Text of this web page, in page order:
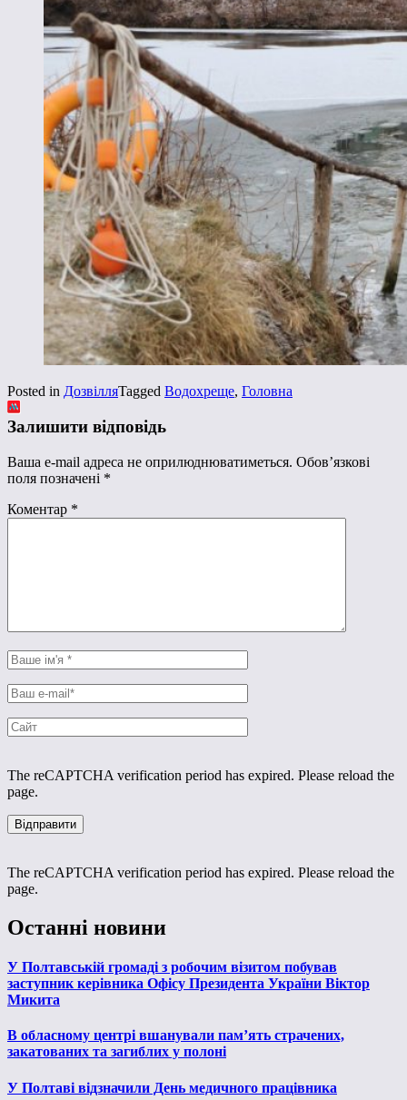
Posted in ДозвілляTagged Водохреще, Головна
Залишити відповідь
Ваша e-mail адреса не оприлюднюватиметься. Обов’язкові
поля позначені *
Коментар *
The reCAPTCHA verification period has expired. Please reload the
page.
The reCAPTCHA verification period has expired. Please reload the
page.
Останні новини
У Полтавській громаді з робочим візитом побував
заступник керівника Офісу Президента України Віктор
Микита
В обласному центрі вшанували пам’ять страчених,
закатованих та загиблих у полоні
У Полтаві відзначили День медичного працівника